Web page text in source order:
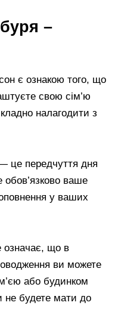
–
є ознакою того, що
свою сім’ю
налагодити з
це передчуття дня
ваше
у ваших
означає, що в
ви можете
або будинком
не будете мати до